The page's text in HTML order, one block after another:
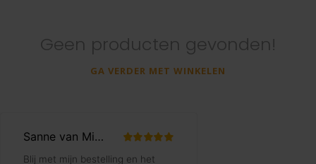
Geen producten gevonden!
GA VERDER MET WINKELEN